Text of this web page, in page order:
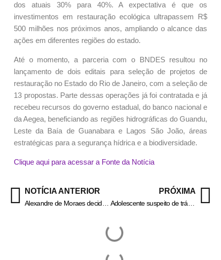
dos atuais 30% para 40%. A expectativa é que os
investimentos em restauração ecológica ultrapassem R$
500 milhões nos próximos anos, ampliando o alcance das
ações em diferentes regiões do estado.
Até o momento, a parceria com o BNDES resultou no
lançamento de dois editais para seleção de projetos de
restauração no Estado do Rio de Janeiro, com a seleção de
13 propostas. Parte dessas operações já foi contratada e já
recebeu recursos do governo estadual, do banco nacional e
da Aegea, beneficiando as regiões hidrográficas do Guandu,
Leste da Baía de Guanabara e Lagos São João, áreas
estratégicas para a segurança hídrica e a biodiversidade.
Clique aqui para acessar a Fonte da Notícia
NOTÍCIA ANTERIOR PRÓXIMA